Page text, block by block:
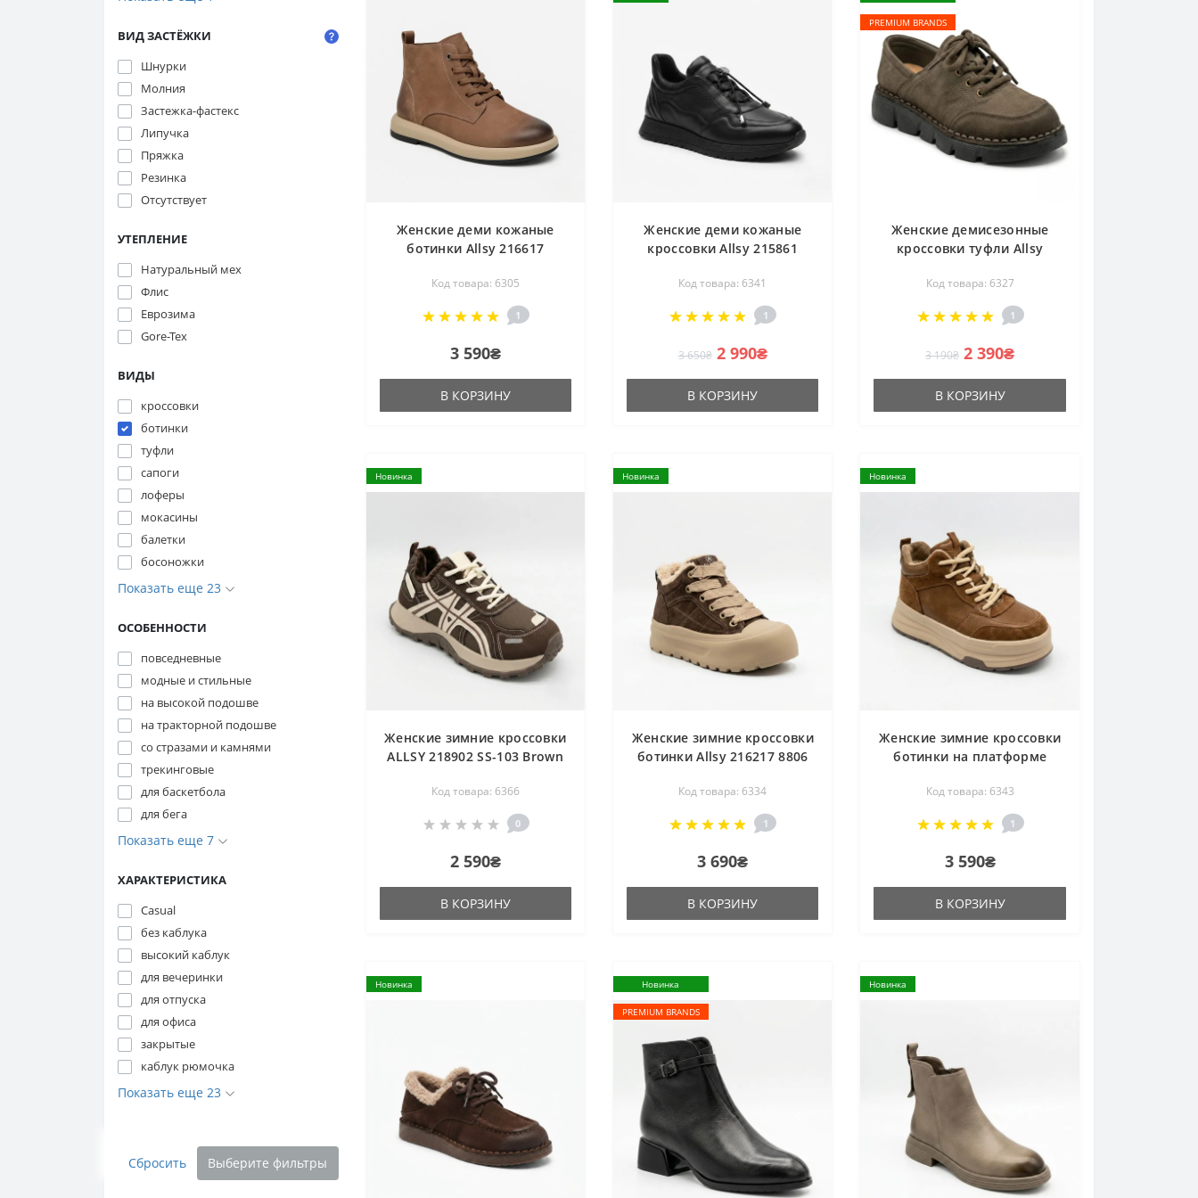
ВИД ЗАСТЁЖКИ
Шнурки
Молния
Застежка-фастекс
Липучка
Пряжка
Резинка
Отсутствует
УТЕПЛЕНИЕ
Натуральный мех
Флис
Еврозима
Gore-Tex
ВИДЫ
кроссовки
ботинки
туфли
сапоги
лоферы
мокасины
балетки
босоножки
Показать еще 23
ОСОБЕННОСТИ
повседневные
модные и стильные
на высокой подошве
на тракторной подошве
со стразами и камнями
трекинговые
для баскетбола
для бега
Показать еще 7
ХАРАКТЕРИСТИКА
Casual
без каблука
высокий каблук
для вечеринки
для отпуска
для офиса
закрытые
каблук рюмочка
Показать еще 23
Сбросить Выберите фильтры
Женские деми кожаные
ботинки Allsy 216617
коричневые атомический
носок комфортны из
натурального нубука
Код товара: 6305
1
3 590₴
В КОРЗИНУ
Женские деми кожаные
кроссовки Allsy 215861
2193H-1R BLACK 6341
черные комфортные из
натуральной кожи
Код товара: 6341
1
3 650₴ 2 990₴
В КОРЗИНУ
PREMIUM BRANDS
Женские демисезонные
кроссовки туфли Allsy
220133 6327 комфортные
из натурального нубука
Код товара: 6327
1
3 190₴ 2 390₴
В КОРЗИНУ
Новинка
Женские зимние кроссовки
ALLSY 218902 SS-103 Brown
Код товара: 6366
0
2 590₴
В КОРЗИНУ
Новинка
Женские зимние кроссовки
ботинки Allsy 216217 8806
шоколадные из
натуральной замши для
сезона осень-зима
Код товара: 6334
1
3 690₴
В КОРЗИНУ
Новинка
Женские зимние кроссовки
ботинки на платформе
KHAKI 6343 коричневые из
натуральной кожи.
Код товара: 6343
1
3 590₴
В КОРЗИНУ
Новинка Новинка
PREMIUM BRANDS
Новинка